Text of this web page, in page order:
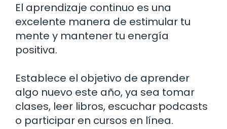
El aprendizaje continuo es una
excelente manera de estimular tu
mente y mantener tu energía
positiva.
Establece el objetivo de aprender
algo nuevo este año, ya sea tomar
clases, leer libros, escuchar podcasts
o participar en cursos en línea.